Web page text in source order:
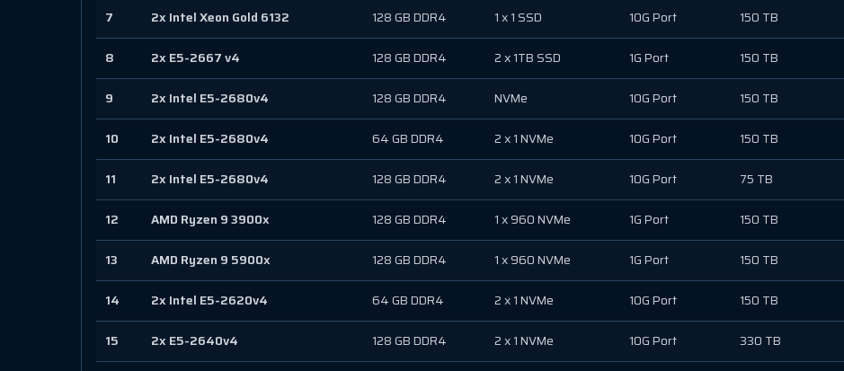
7 2x Intel Xeon Gold 6132 128 GB DDR4 1 x 1 SSD 10G Port 150 TB
8 2x E5-2667 v4 128 GB DDR4 2 x 1TB SSD 1G Port 150 TB
9 2x Intel E5-2680v4 128 GB DDR4 NVMe 10G Port 150 TB
10 2x Intel E5-2680v4 64 GB DDR4 2 x 1 NVMe 10G Port 150 TB
11 2x Intel E5-2680v4 128 GB DDR4 2 x 1 NVMe 10G Port 75 TB
12 AMD Ryzen 9 3900x 128 GB DDR4 1 x 960 NVMe 1G Port 150 TB
13 AMD Ryzen 9 5900x 128 GB DDR4 1 x 960 NVMe 1G Port 150 TB
14 2x Intel E5-2620v4 64 GB DDR4 2 x 1 NVMe 10G Port 150 TB
15 2x E5-2640v4 128 GB DDR4 2 x 1 NVMe 10G Port 330 TB